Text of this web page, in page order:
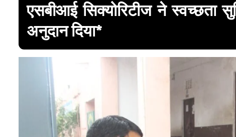
एसबीआई सिक्योरिटीज ने स्वच्छता
अनुदान दिया*